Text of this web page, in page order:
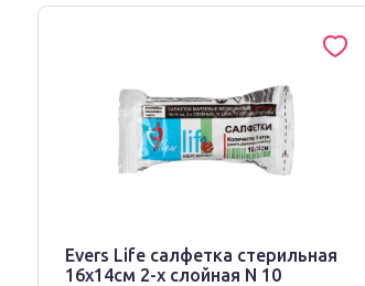
Evers Life салфетка стерильная
16х14см 2-х слойная N 10